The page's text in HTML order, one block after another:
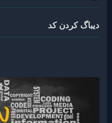
دیباگ کردن کد